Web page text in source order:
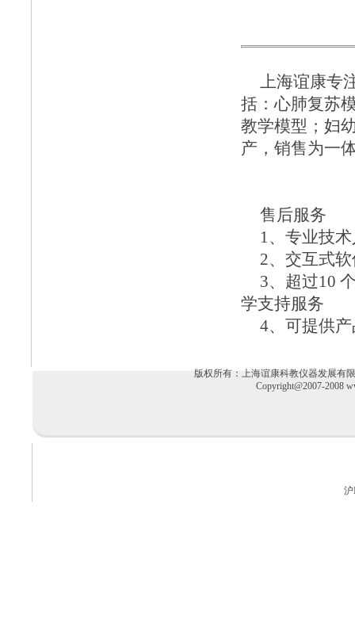
上海谊康专
括：心肺复苏
教学模型 ； 妇
产，销售为一
售后服务
1、专业技
2、交互式
3、超过10
学支持服务
4、可提供
版权所有：上海谊康科教仪器发展有限
Copyright@2007-2008
沪